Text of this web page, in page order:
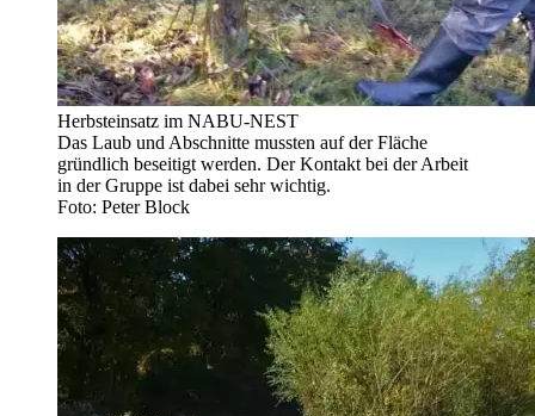
Herbsteinsatz im NABU-NEST
Das Laub und Abschnitte mussten auf der Fläche
gründlich beseitigt werden. Der Kontakt bei der Arbeit
in der Gruppe ist dabei sehr wichtig.
Foto: Peter Block